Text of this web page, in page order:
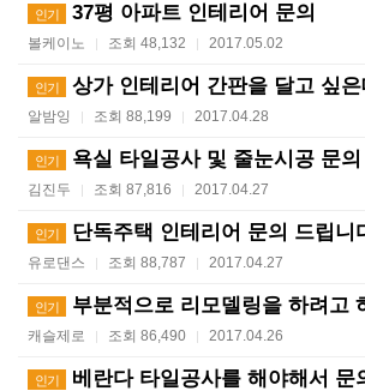
인기 37평 아파트 인테리어 문의
볼케이노 | 조회 48,132 | 2017.05.02
인기 상가 인테리어 간판을 달고 싶은데 견
알밤잉 | 조회 88,199 | 2017.04.28
인기 욕실 타일공사 및 줄눈시공 문의
김진두 | 조회 87,816 | 2017.04.27
인기 단독주택 인테리어 문의 드립니다
유로댄스 | 조회 88,787 | 2017.04.27
인기 부분적으로 리모델링을 하려고
캐슬제로 | 조회 86,490 | 2017.04.26
인기 베란다 타일공사를 해야해서 문